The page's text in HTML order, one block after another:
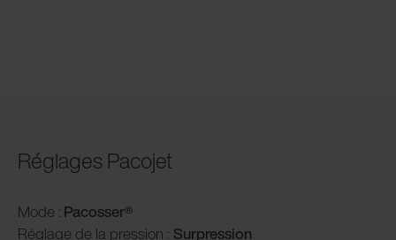
Réglages Pacojet
Mode : Pacosser®
Réglage de la pression : Surpression